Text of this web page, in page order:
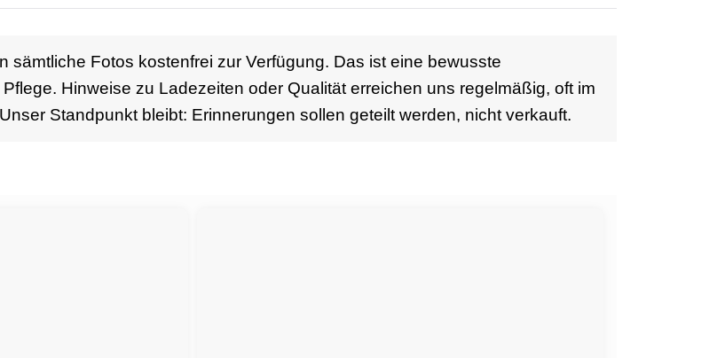
sämtliche Fotos kostenfrei zur Verfügung. Das ist eine bewusste
Hinweise zu Ladezeiten oder Qualität erreichen uns regelmäßig, oft im
Standpunkt bleibt: Erinnerungen sollen geteilt werden, nicht verkauft.